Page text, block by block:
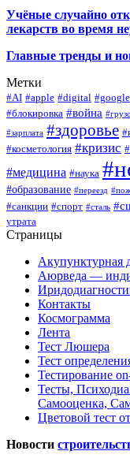
Учёные случайно
лекарств во время
Главные тренды и
Метки
#AI #apple #digital #google
#блокировка #война
#зарплата #здоровье
#косметология #кризис
#медицина #наука
#образование #переезд
#санкции #спорт #сталь
утрата
Страницы
Акупунктурная
Аюрведа —
Контакты
Космограмма
Лента
Тест Люшера
Тест
Тестирование
Тесты,
Самооценка,
Цветовой тест
Новости